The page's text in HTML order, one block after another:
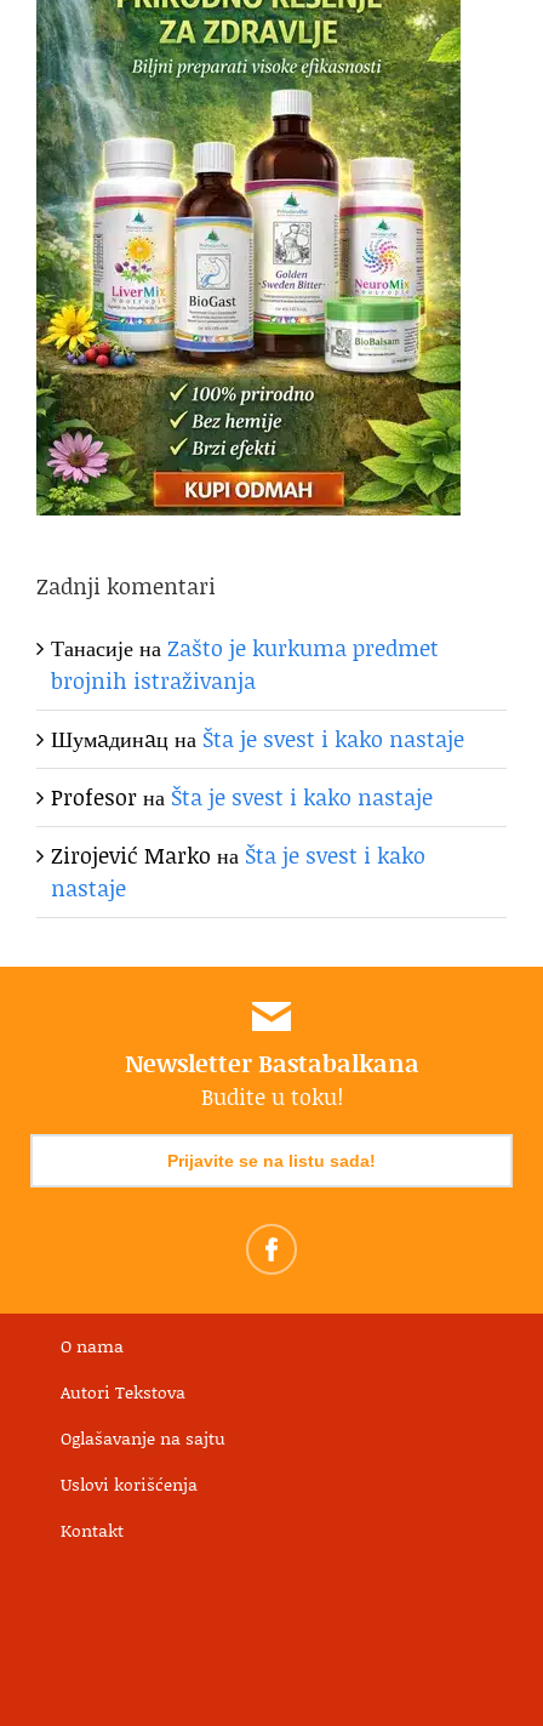
Zadnji komentari
ТанасијенаZašto je kurkuma predmet
brojnih istraživanja
Шумaдинaцна Šta je svest i kako nastaje
Profesorна Šta je svest i kako nastaje
Zirojević Marko на Šta je svest i kako
nastaje
Newsletter Bastabalkana
Budite u toku!
Prijavite se na listu sada!
O nama
Autori Tekstova
Oglašavanje na sajtu
Uslovi korišćenja
Kontakt